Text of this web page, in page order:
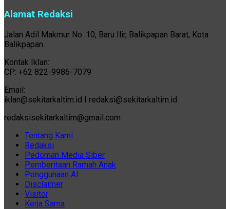
Alamat Redaksi
Jalan Adil Makmur No. 10, Baru Ilir, Balikpapan Barat, Kota
Balikpapan.
Kontak Iklan:
CP: +62 822-9986-7079
Email:
iklan@sekitarkaltim.id I redaksi@sekitarkaltim.id
redaksisekitarkaltim@gmail.com
Tentang Kami
Redaksi
Pedoman Media Siber
Pemberitaan Ramah Anak
Penggunaan AI
Disclaimer
Visitor
Kerja Sama